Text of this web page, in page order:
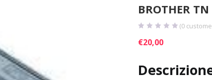
BROTHER
(0
€20,00